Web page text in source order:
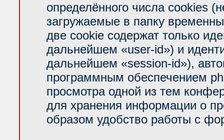
определённого числа cookies
загружаемые в папку
две cookie содержат только
дальнейшем «user-id») и
дальнейшем «session-id»),
программным обеспечением
просмотра одной из тем
для хранения информации о
образом удобство работы с